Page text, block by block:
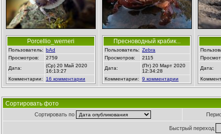
Porcellio_werneri
Пользователь: bAd
Просмотров:
2759
Дата:
(Ср) 20 Май 2020
16:13:27
Комментарии:
16 комментарии
Пресноводный крабик...
Пользователь: Zebra
Просмотров:
2115
Дата:
(Пт) 20 Март 2020
12:34:28
Комментарии:
9 комментарии
Дата:
Сортировать фото
Сортировать по
Быстрый переход